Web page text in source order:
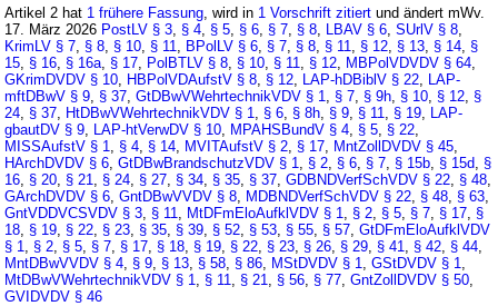
V. v. 11.03.2026BGBl. 2026 I Nr. 67 , 115; Geltung ab 17.03.2026
36 Änderungen | wird in 1 Vorschrift zitiert
Artikel 2 hat 1 frühere Fassung , wird in 1 Vorschrift zitiert und ändert mWv.
17. März 2026 PostLV § 3 § 4 § 5 § 6 § 7 § 8 LBAV § 6 ,SUrlV § 8
KrimLV § 7 § 8 § 10 § 11 BPolLV § 6 § 7 § 8 § 11 § 12 § 13 § 14 §
15 § 16 § 16a § 17 PolBTLV § 8 § 10 § 11 § 12 MBPolVDVDV § 64
GKrimDVDV § 10 HBPolVDAufstV § 8 § 12 LAP-hDBiblV § 22 LAP-
mftDBwV § 9 § 37 ,GtDBwVWehrtechnikVDV § 1 § 7 § 9h § 10 § 12 §
24 § 37 HtDBwVWehrtechnikVDV § 1 § 6 § 8h § 9 § 11 § 19 LAP-
gbautDV § 9 LAP-htVerwDV § 10 MPAHSBundV § 4 § 5 § 22
MISSAufstV § 1 § 4 § 14 MVITAufstV § 2 § 17 MntZollDVDV § 45
HArchDVDV § 6 ,GtDBwBrandschutzVDV § 1 § 2 § 6 § 7 § 15b § 15d §
16 § 20 § 21 § 24 § 27 § 34 § 35 § 37 ,GDBNDVerfSchVDV § 22 § 48
GArchDVDV § 6 ,GntDBwVVDV § 8 MDBNDVerfSchVDV § 22 § 48 § 63
GntVDDVCSVDV § 3 § 11 MtDFmEloAufklVDV § 1 § 2 § 5 § 7 § 17 §
18 § 19 § 22 § 23 § 35 § 39 § 52 § 53 § 55 § 57 ,GtDFmEloAufklVDV
§ 1
§ 2 § 5 § 7 § 17 § 18 § 19 § 22 § 23 § 26 § 29 § 41 § 42 § 44
MntDBwVVDV § 4 § 9 § 13 § 58 § 86 MStDVDV § 1 ,GStDVDV § 1
MtDBwVWehrtechnikVDV § 1 § 11 § 21 § 56 § 77 ,GntZollDVDV § 50
GVIDVDV § 46